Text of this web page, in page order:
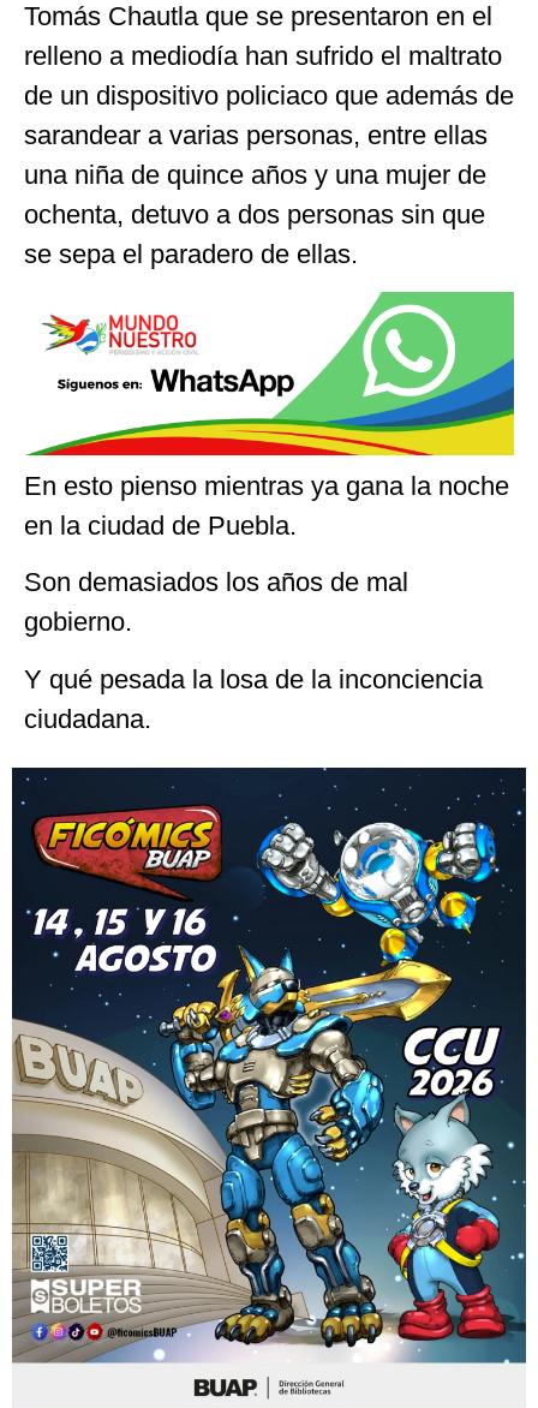
Tomás Chautla que se presentaron en el
relleno a mediodía han sufrido el maltrato
de un dispositivo policiaco que además de
sarandear a varias personas, entre ellas
una niña de quince años y una mujer de
ochenta, detuvo a dos personas sin que
se sepa el paradero de ellas.
En esto pienso mientras ya gana la noche
en la ciudad de Puebla.
Son demasiados los años de mal
gobierno.
Y qué pesada la losa de la inconciencia
ciudadana.